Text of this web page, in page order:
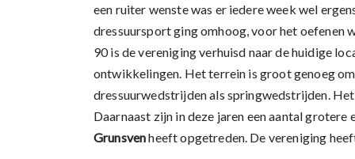
een ruiter wenste was er iedere week wel
dressuursport ging omhoog, voor het oefenen
90 is de vereniging verhuisd naar de huidige
ontwikkelingen. Het terrein is groot genoeg
dressuurwedstrijden als springwedstrijden.
Daarnaast zijn in deze jaren een aantal
Grunsvenheeft opgetreden. De vereniging